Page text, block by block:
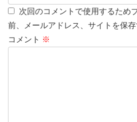
次回のコメントで使用するため
前、メールアドレス、サイトを保存
コメント ※